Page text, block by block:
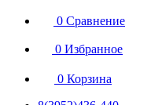
0 Сравнение
0 Избранное
0 Корзина